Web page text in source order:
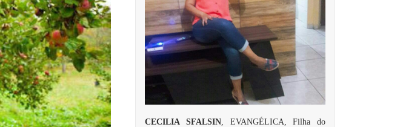
CECILIA SFALSIN, EVANGÉLICA, Filha do